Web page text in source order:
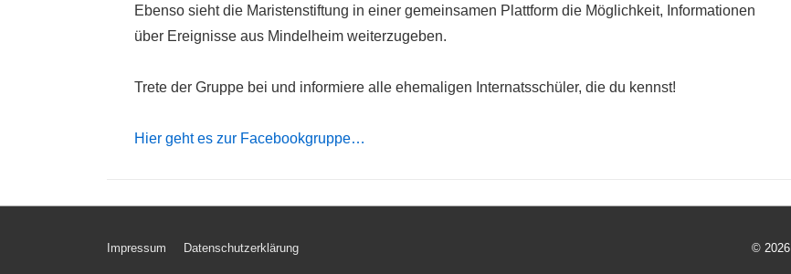
Ebenso sieht die Maristenstiftung in einer gemeinsamen Plattform die Möglichkeit, Informationen
über Ereignisse aus Mindelheim weiterzugeben.
Trete der Gruppe bei und informiere alle ehemaligen Internatsschüler, die du kennst!
Hier geht es zur Facebookgruppe…
Footer-
Impressum Datenschutzerklärung © 2026